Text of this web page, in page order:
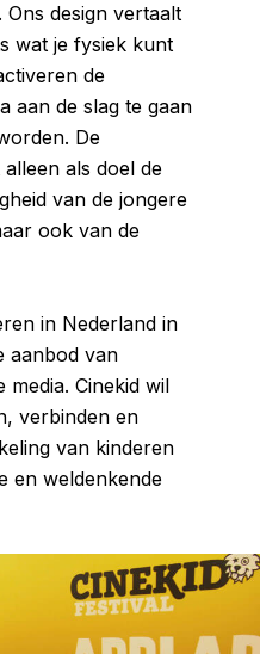
design vertaalt
wat je fysiek kunt
de
aan de slag te gaan
De
als doel de
van de jongere
ook van de
in Nederland in
aanbod van
media. Cinekid wil
verbinden en
van kinderen
en weldenkende